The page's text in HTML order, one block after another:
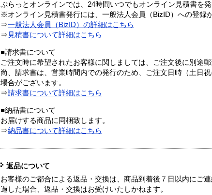
ぷらっとオンラインでは、24時間いつでもオンライン見積書を発
※オンライン見積書発行には、一般法人会員（BizID）への登録
⇒一般法人会員（BizID）の詳細はこちら
⇒ 見積書について詳細はこちら
■請求書について
ご注文時に希望されたお客様に関しましては、ご注文後に別途郵
尚、請求書は、営業時間内での発行のため、ご注文日時（土日
場合がございます。
⇒請求書について詳細はこちら
■納品書について
お届けする商品に同梱致します。
⇒納品書について詳細はこちら
返品について
お客様のご都合による返品・交換は、商品到着後７日以内にご
過した場合、返品・交換はお受けいたしかねます。